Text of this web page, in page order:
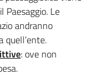
Paesaggio. Le
andranno
quell’ente.
: ove non